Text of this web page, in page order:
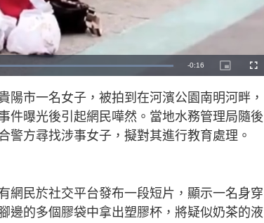
R
a
i
n
-0:16
P
i
t
u
r
e
-
i
n
-
e
F
u
s
r
e
e
市一名女子，被拍到在河濱公園南明河畔，
件曝光後引起網民嘩然。當地水務管理局隨後
警方尋找涉事女子，擬對其進行教育處理。
網民於社交平台發布一段短片，顯示一名身穿
邊的多個膠袋中拿出塑膠杯，將疑似奶茶的液